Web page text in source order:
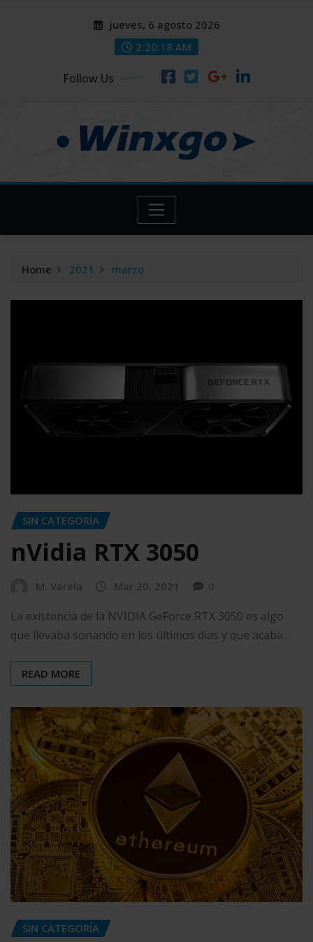
jueves, 6 agosto 2026
2:20:19 AM
Follow Us
Home 2021 marzo
SIN CATEGORÍA
nVidia RTX 3050
M. Varela Mar 20, 2021 0
La existencia de la NVIDIA GeForce RTX 3050 es algo
que llevaba sonando en los últimos días y que acaba…
READ MORE
SIN CATEGORÍA